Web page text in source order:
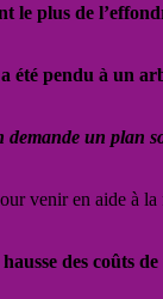
le plus de
été pendu à un
demande un plan
venir en aide à la
des coûts